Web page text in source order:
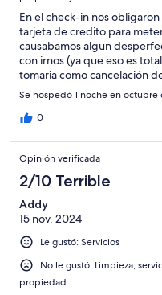
En el check-in nos
tarjeta de credito para
causabamos algun
con irnos (ya que eso es
tomaria como cancelación
nos cobrarían la estancia
Se hospedó 1 noche en
0
Opinión verificada
2/10 Terrible
Addy
15 nov. 2024
Le gustó: Servicios
No le gustó: Limpieza,
propiedad